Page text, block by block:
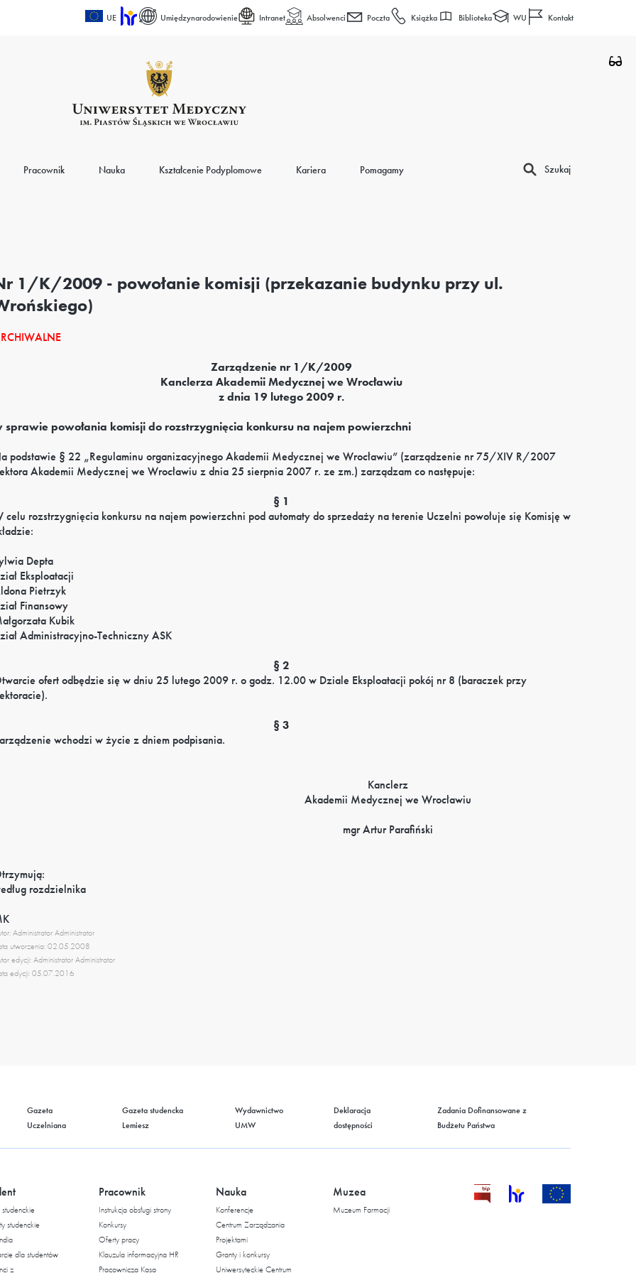
UE Umiędzynarodowienie Intranet Absolwenci Poczta Książka Biblioteka WU Kontakt
Pracownik Nauka Kształcenie Podyplomowe Kariera Pomagamy Szukaj
1/K/2009 - powołanie komisji (przekazanie budynku przy ul.
Zarządzenie nr 1/K/2009
Kanclerza Akademii Medycznej we Wrocławiu
z dnia 19 lutego 2009 r.
sprawie powołania komisji do rozstrzygnięcia konkursu na najem powierzchni
podstawie § 22 „Regulaminu organizacyjnego Akademii Medycznej we Wrocławiu” (zarządzenie nr 75/XIV R/2007
Akademii Medycznej we Wrocławiu z dnia 25 sierpnia 2007 r. ze zm.) zarządzam co następuje:
§ 1
celu rozstrzygnięcia konkursu na najem powierzchni pod automaty do sprzedaży na terenie Uczelni powołuje się Komisję w
Depta
Eksploatacji
Pietrzyk
Finansowy
Kubik
Administracyjno-Techniczny ASK
§ 2
ofert odbędzie się w dniu 25 lutego 2009 r. o godz. 12.00 w Dziale Eksploatacji pokój nr 8 (baraczek przy
§ 3
wchodzi w życie z dniem podpisania.
Kanclerz
Akademii Medycznej we Wrocławiu
mgr Artur Parafiński
rozdzielnika
Administrator Administrator
utworzenia: 02.05.2008
edycji: Administrator Administrator
edycji: 05.07.2016
Gazeta
Uczelniana
Gazeta studencka
Lemiesz
Wydawnictwo
UMW
Deklaracja
dostępności
Zadania Dofinansowane z
Budżetu Państwa
studenckie
dla studentów
z
Pracownik
Instrukcja obsługi strony
Konkursy
Oferty pracy
Klauzula informacyjna HR
Pracownicza Kasa
Nauka
Konferencje
Centrum Zarządzania
Projektami
Granty i konkursy
Uniwersyteckie Centrum
Muzea
Muzeum Farmacji